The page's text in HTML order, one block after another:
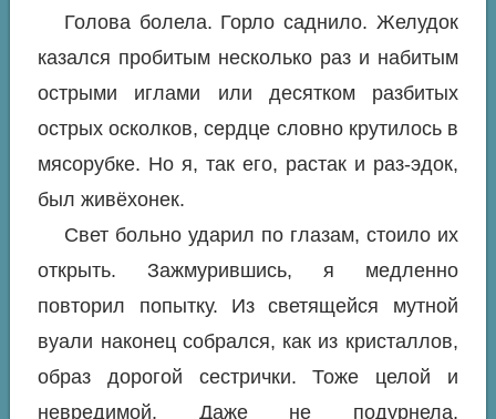
Голова болела. Горло саднило. Желудок
казался пробитым несколько раз и набитым
острыми иглами или десятком разбитых
острых осколков, сердце словно крутилось в
мясорубке. Но я, так его, растак и раз-эдок,
был живёхонек.
Свет больно ударил по глазам, стоило их
открыть. Зажмурившись, я медленно
повторил попытку. Из светящейся мутной
вуали наконец собрался, как из кристаллов,
образ дорогой сестрички. Тоже целой и
невредимой. Даже не подурнела,